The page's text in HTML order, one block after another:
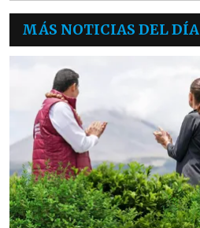
MÁS NOTICIAS DEL DÍA